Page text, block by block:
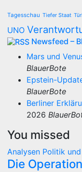
Tagesschau Tiefer Staat
UNO
Newsfeed –
Mars und
BlauerBote
Epstein-
BlauerBote
Berliner
2026
You missed
Analysen Politik
Die